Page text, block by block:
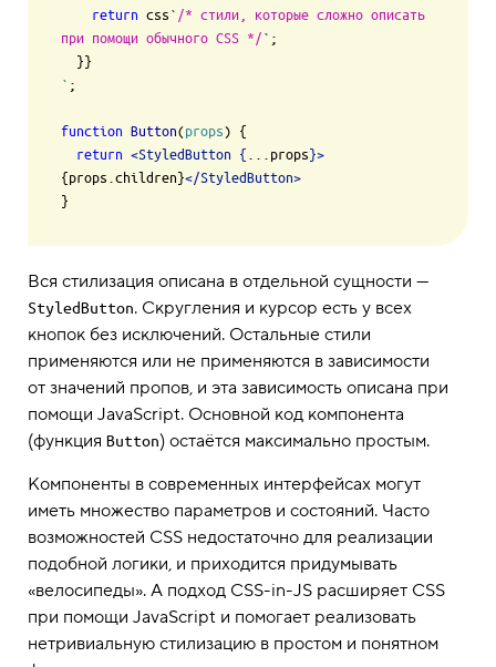
return css` /* стили, которые сложно описать
при помощи обычного CSS */ ` ;
  }}
` ;
function Button(props) {
return <StyledButton { ...props}>
{props.children}</StyledButton>
Вся стилизация описана в отдельной сущности —
StyledButton. Скругления и курсор есть у всех
кнопок без исключений. Остальные стили
применяются или не применяются в зависимости
от значений пропов, и эта зависимость описана при
помощи JavaScript. Основной код компонента
(функция Button) остаётся максимально простым.
Компоненты в современных интерфейсах могут
иметь множество параметров и состояний. Часто
возможностей CSS недостаточно для реализации
подобной логики, и приходится придумывать
«велосипеды». А подход CSS-in-JS расширяет CSS
при помощи JavaScript и помогает реализовать
нетривиальную стилизацию в простом и понятном